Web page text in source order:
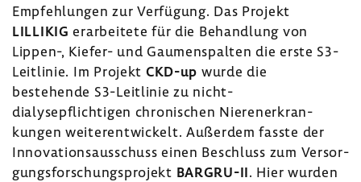
Empfeh­lungen zur Verfü­gung. Das Projekt
LILLIKIG erar­bei­tete für die Behand­lung von
Lippen-, Kiefer- und Gaumen­spalten die erste S3-​
Leitlinie. Im Projekt CKD-up wurde die
bestehende S3-​Leitlinie zu nicht-​
dialysepflichtigen chro­ni­schen Nieren­er­kran­
kungen weiter­ent­wi­ckelt. Außerdem fasste der
Inno­va­ti­ons­aus­schuss einen Beschluss zum Versor­
gungs­for­schungs­pro­jekt BARGRU-​II. Hier wurden